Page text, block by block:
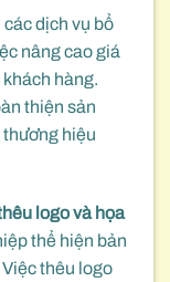
các dịch vụ bổ
nâng cao giá
hàng.
thiện sản
thương hiệu
logo và họa
thể hiện bản
thêu logo